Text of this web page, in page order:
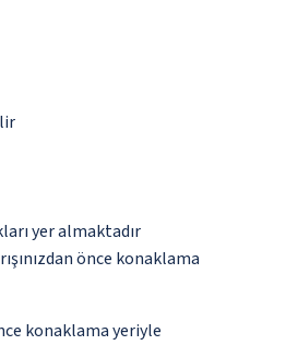
yer almaktadır
önce konaklama
konaklama yeriyle